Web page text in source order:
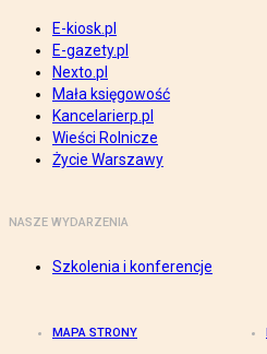
E-kiosk.pl
E-gazety.pl
Nexto.pl
Mała księgowość
Kancelarierp.pl
Wieści Rolnicze
Życie Warszawy
NASZE WYDARZENIA
Szkolenia i konferencje
MAPA STRONY